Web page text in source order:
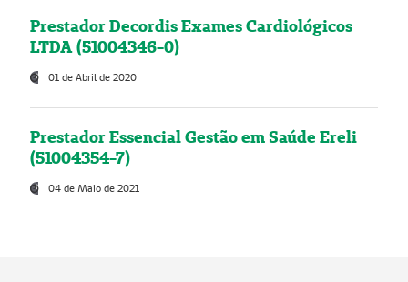
Prestador Decordis Exames Cardiológicos
LTDA (51004346-0)
01 de Abril de 2020
Prestador Essencial Gestão em Saúde Ereli
(51004354-7)
04 de Maio de 2021